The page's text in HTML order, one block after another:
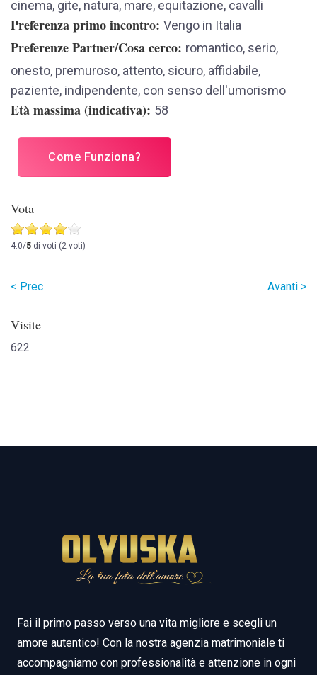
cinema, gite, natura, mare, equitazione, cavalli
Preferenza primo incontro Vengo in Italia
Preferenze Partner/Cosa cerco romantico, serio,
onesto, premuroso, attento, sicuro, affidabile,
paziente, indipendente, con senso dell'umorismo
Età massima (indicativa) 58
Come Funziona?
Vota
4.0/5 di voti (2 voti)
< Prec Avanti >
Visite
622
Fai il primo passo verso una vita migliore e scegli un
amore autentico! Con la nostra agenzia matrimoniale ti
accompagniamo con professionalità e attenzione in ogni